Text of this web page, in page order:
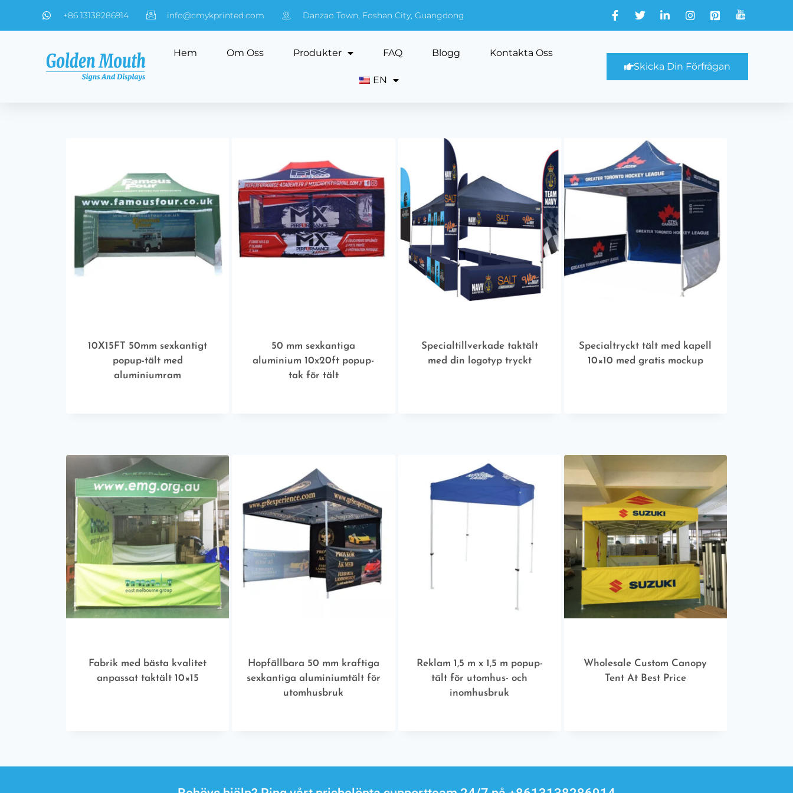
+86 13138286914 info@cmykprinted.com Danzao Town, Foshan City, Guangdong
Hem Om Oss Produkter FAQ Blogg Kontakta Oss
EN
Skicka Din Förfrågan
10X15FT 50mm sexkantigt
popup-tält med
aluminiumram
50 mm sexkantiga
aluminium 10x20ft popup-
tak för tält
Specialtillverkade taktält
med din logotyp tryckt
Specialtryckt tält med kapell
10×10 med gratis mockup
Fabrik med bästa kvalitet
anpassat taktält 10×15
Hopfällbara 50 mm kraftiga
sexkantiga aluminiumtält för
utomhusbruk
Reklam 1,5 m x 1,5 m popup-
tält för utomhus- och
inomhusbruk
Wholesale Custom Canopy
Tent At Best Price